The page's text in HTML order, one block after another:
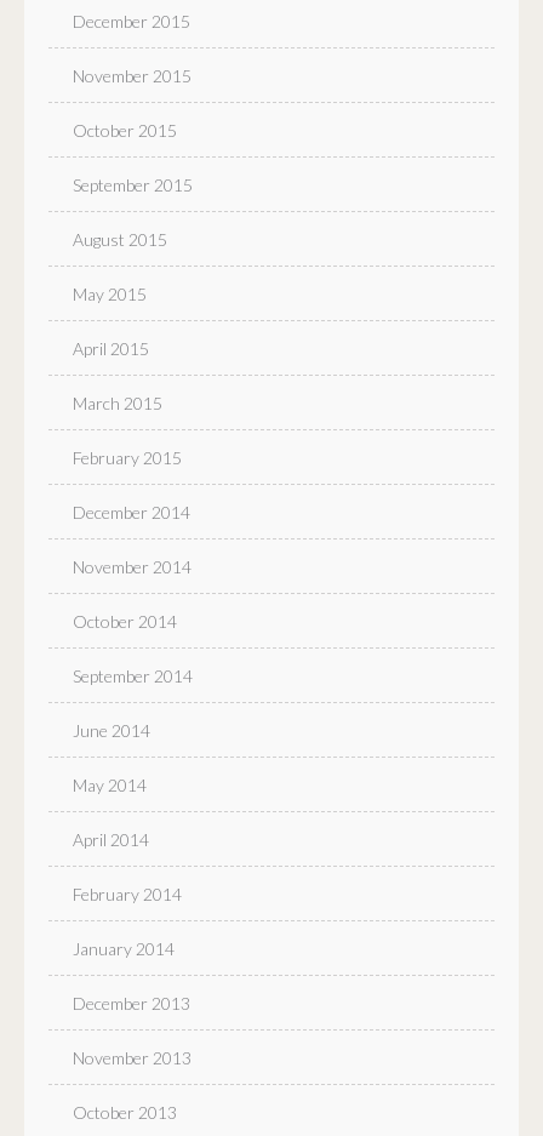
December 2015
November 2015
October 2015
September 2015
August 2015
May 2015
April 2015
March 2015
February 2015
December 2014
November 2014
October 2014
September 2014
June 2014
May 2014
April 2014
February 2014
January 2014
December 2013
November 2013
October 2013